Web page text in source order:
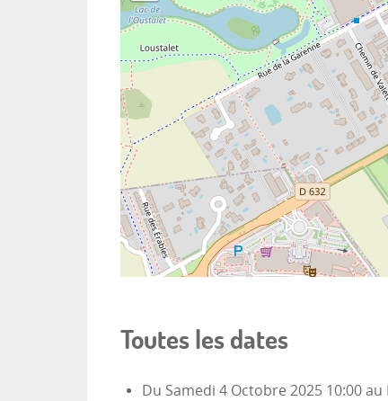
Toutes les dates
Du Samedi 4 Octobre 2025 10:00 au